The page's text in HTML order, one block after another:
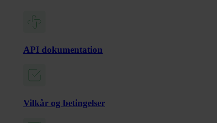
API dokumentation
Vilkår og betingelser